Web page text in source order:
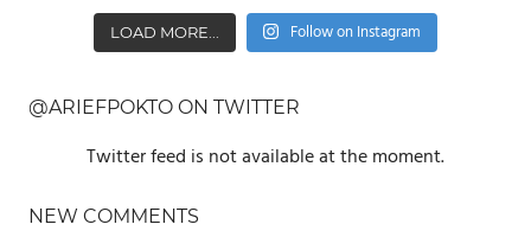
LOAD MORE... Follow on Instagram
@ARIEFPOKTO ON TWITTER
Twitter feed is not available at the moment.
NEW COMMENTS